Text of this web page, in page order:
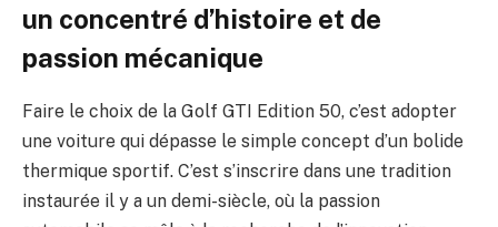
un concentré d’histoire et de
passion mécanique
Faire le choix de la Golf GTI Edition 50, c’est adopter
une voiture qui dépasse le simple concept d’un bolide
thermique sportif. C’est s’inscrire dans une tradition
instaurée il y a un demi-siècle, où la passion